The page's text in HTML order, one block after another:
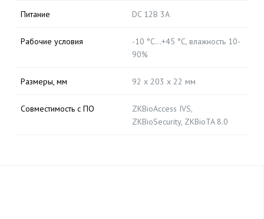
Питание DC 12В 3A
Рабочие условия
-10 °C…+45 °C, влажность 10-
90%
Размеры, мм 92 х 203 х 22 мм
Совместимость с ПО
ZKBioAccess IVS,
ZKBioSecurity, ZKBioTA 8.0